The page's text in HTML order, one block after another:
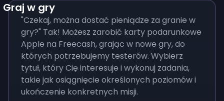
Graj w gry
"Czekaj, można dostać pieniądze za granie w
gry?" Tak! Możesz zarobić karty podarunkowe
Apple na Freecash, grając w nowe gry, do
których potrzebujemy testerów. Wybierz
tytuł, który Cię interesuje i wykonuj zadania,
takie jak osiągnięcie określonych poziomów i
ukończenie konkretnych misji.